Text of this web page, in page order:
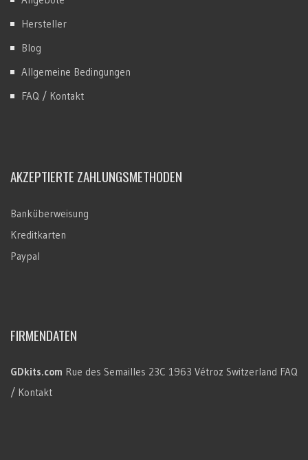
Hersteller
Blog
Allgemeine Bedingungen
FAQ / Kontakt
AKZEPTIERTE ZAHLUNGSMETHODEN
Banküberweisung
Kreditkarten
Paypal
FIRMENDATEN
GDkits.com Rue des Semailles 23C 1963 Vétroz Switzerland FAQ
/ Kontakt